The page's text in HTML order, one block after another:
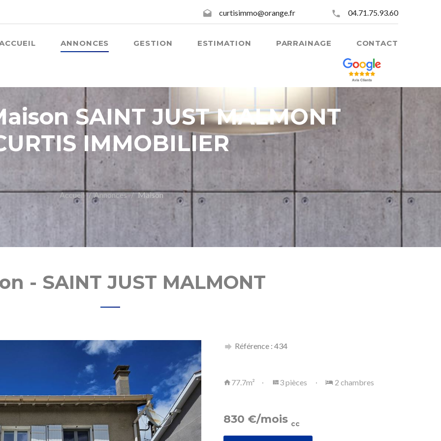
curtisimmo@orange.fr 04.71.75.93.60
ANNONCES GESTION ESTIMATION PARRAINAGE CONTACT
SAINT JUST MALMONT
IMMOBILIER
Accueil Annonces Maison
- SAINT JUST MALMONT
Référence : 434
77.7m² 3 pièces 2 chambres
830 €/mois cc